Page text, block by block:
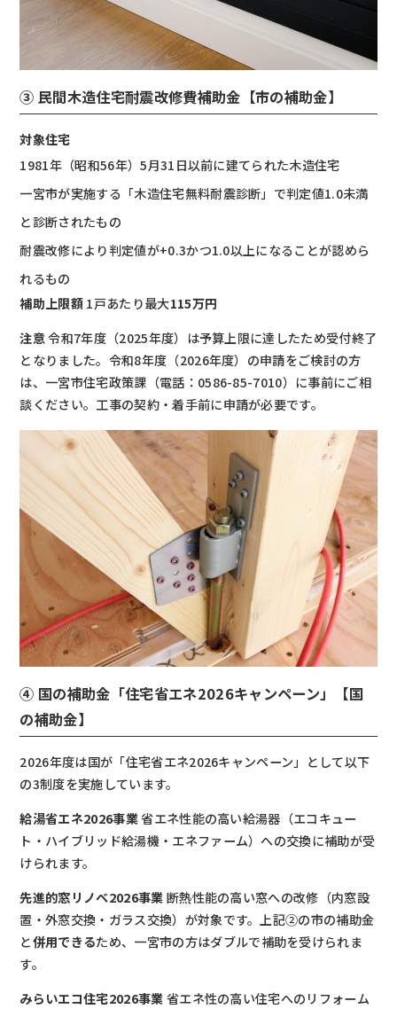
③ 民間木造住宅耐震改修費補助金【市の補助金】
対象住宅
1981年（昭和56年）5月31日以前に建てられた木造住宅
一宮市が実施する「木造住宅無料耐震診断」で判定値1.0未満
と診断されたもの
耐震改修により判定値が+0.3かつ1.0以上になることが認めら
れるもの
補助上限額 1戸あたり最大115万円
注意令和7年度（2025年度）は予算上限に達したため受付終了
となりました。令和8年度（2026年度）の申請をご検討の方
は、一宮市住宅政策課（電話：0586-85-7010）に事前にご相
談ください。工事の契約・着手前に申請が必要です。
④ 国の補助金「住宅省エネ2026キャンペーン」【国
の補助金】
2026年度は国が「住宅省エネ2026キャンペーン」として以下
の3制度を実施しています。
給湯省エネ2026事業省エネ性能の高い給湯器（エコキュー
ト・ハイブリッド給湯機・エネファーム）への交換に補助が受
けられます。
先進的窓リノベ2026事業 断熱性能の高い窓への改修（内窓設
置・外窓交換・ガラス交換）が対象です。上記②の市の補助金
と併用できるため、一宮市の方はダブルで補助を受けられま
す。
みらいエコ住宅2026事業 省エネ性の高い住宅へのリフォーム